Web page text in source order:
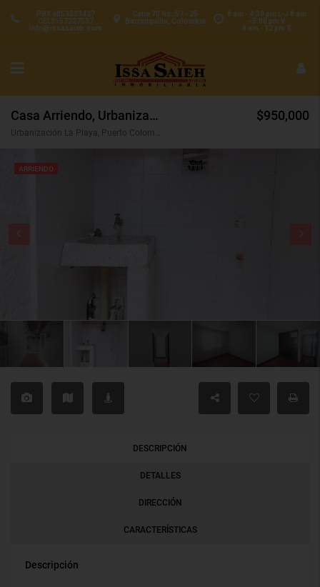
8 am - 4:30 pm L-J 8 am
- 5:00 pm V
8 am - 12 pm S
Calle 70 No. 57 - 25
Barranquilla, Colombia
PBX 6053533427
CEL3157227537
info@issasaieh.com
Casa Arriendo, Urbanización La Playa, Puerto Colombia (29700)
Urbanización La Playa, Puerto Colombia, Atlántico, Colombia
$950,000
ARRIENDO
DESCRIPCIÓN
DETALLES
DIRECCIÓN
CARACTERÍSTICAS
Descripción